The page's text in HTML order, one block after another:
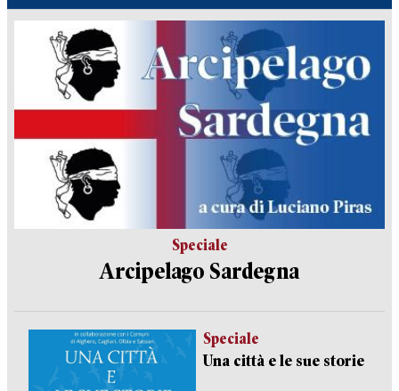
Speciale
Arcipelago Sardegna
Speciale
Una città e le sue storie